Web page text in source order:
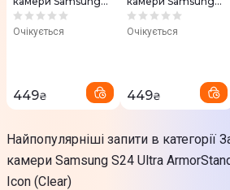
S24 Ultra
Supreme Black Icon
Очікується
449₴
S24 Ultra
Supreme Black Icon
Очікується
449₴
Найпопулярніші запити в категорії
камери Samsung S24 Ultra
Icon (Clear)